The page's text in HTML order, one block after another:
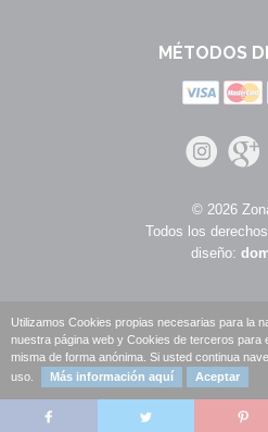
MÉTODOS
© 2026
Todos los
diseño:
Utilizamos Cookies propias necesarias para la
nuestra página web y Cookies de terceros para
misma de forma anónima. Si usted continua
uso.
Más información aquí Aceptar